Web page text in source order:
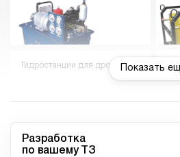
Гидростанции для дровокола
Гидростанции для токарного
Показать
Разработка
по вашему ТЗ